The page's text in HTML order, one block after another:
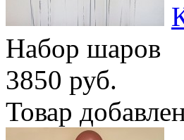
Набор шаров
3850 руб.
Товар